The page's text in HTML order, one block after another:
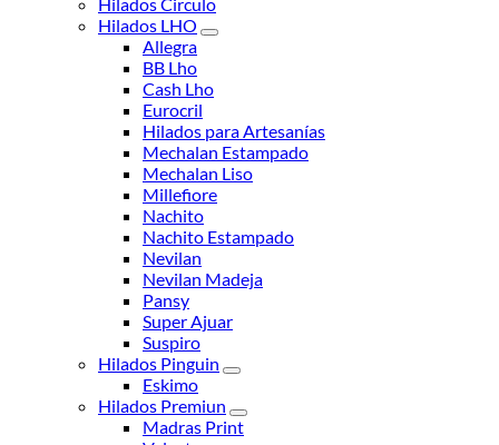
Hilados LHO
Allegra
BB Lho
Cash Lho
Eurocril
Hilados para Artesanías
Mechalan Estampado
Mechalan Liso
Millefiore
Nachito
Nachito Estampado
Nevilan
Nevilan Madeja
Pansy
Super Ajuar
Suspiro
Hilados Pinguin
Eskimo
Hilados Premiun
Madras Print